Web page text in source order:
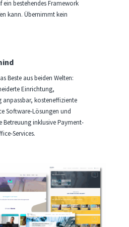
ein bestehendes Framework
kann. Übernimmt kein
Beste aus beiden Welten:
Einrichtung,
kosteneffiziente
Software-Lösungen und
Betreuung inklusive Payment-
Services.